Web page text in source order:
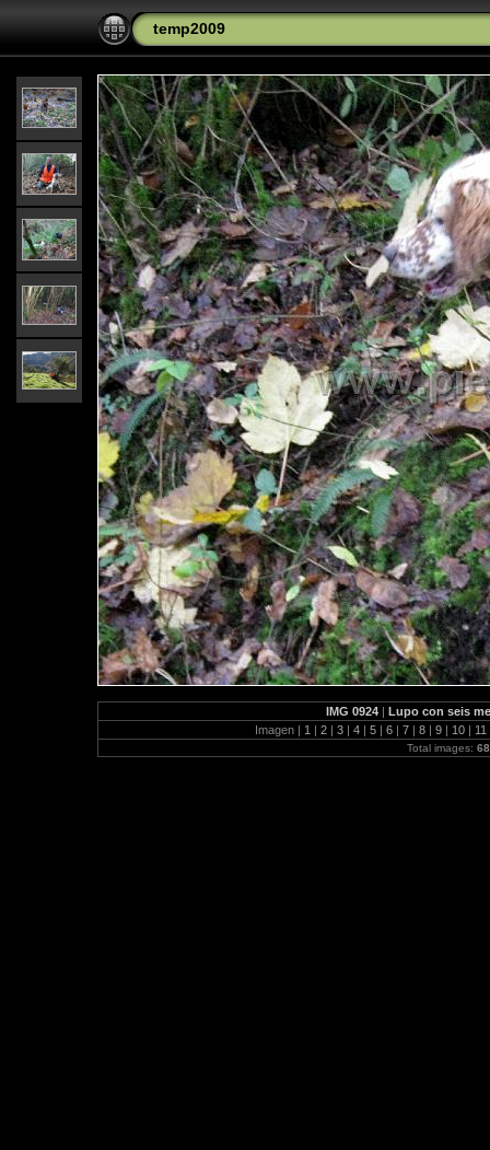
temp2009
IMG 0924 | Lupo con seis
Imagen | 1 | 2 | 3 | 4 | 5 | 6 | 7 | 8 | 9 | 10 | 11
Total images: 68